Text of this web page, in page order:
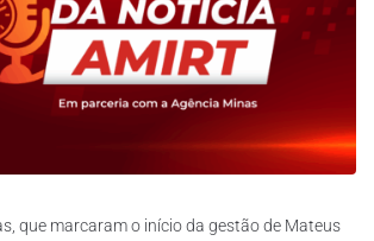
que marcaram o início da gestão de Mateus